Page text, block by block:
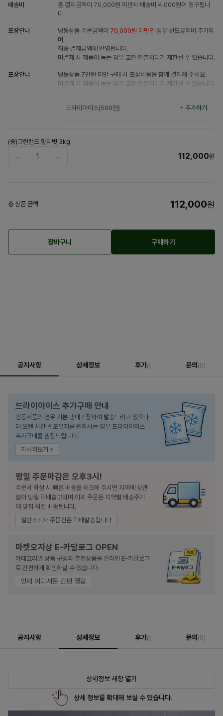
배송비
총 결제금액이 70,000원 미만시 배송비 4,000원이 청구됩니
다.
포장안내 냉동상품 주문금액이 70,000원 미만인 경우 선도유지비 추가되
며,
최종 결제금액에 반영됩니다.
미결제 시 제품이 녹는 경우 교환·환불처리가 제한될 수 있습니다.
포장안내
냉동상품 7만원 미만 구매 시 포장비용을 함께 결제해 주세요.
미결제 시 제품이 녹는 경우 교환·환불처리가 제한될 수 있습니다.
드라이아이스(500원) + 추가하기
(중)그린랜드 할리벗 3kg
112,000원
총 상품 금액 112,000원
장바구니 구매하기
공지사항 상세정보 후기 () 문의 (0)
드라이아이스 추가구매 안내
냉동제품의 경우 기본 냉매포장하여 발송드리고 있으나
더 오랜 시간 선도유지를 원하시는 경우 드라이아이스
추가구매를 권장드립니다.
자세히보기 >
평일 주문마감은 오후3시!
주문서 작성 시 빠른 배송을 체크해 주시면 지역에 상관
없이 당일 택배출고되며 이외 주문은 지역별 배송주기
에 맞춰 직접 배송됩니다.
일반소비자 주문건은 택배발송됩니다
마켓오지상 E-카달로그 OPEN
카테고리별 상품 구성과 추천상품을 온라인 E-카달로그
로 간편하게 확인하실 수 있습니다.
언제 어디서든 간편 열람
공지사항 상세정보 후기 () 문의 (0)
상세정보 새창 열기
상세 정보를 확대해 보실 수 있습니다.